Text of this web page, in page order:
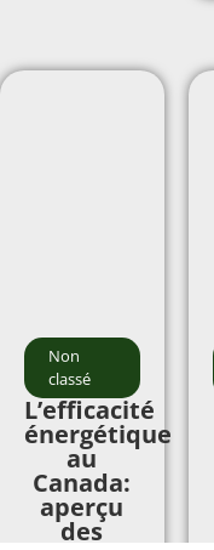
Non
classé
L’efficacité
énergétique
au
Canada:
aperçu
des